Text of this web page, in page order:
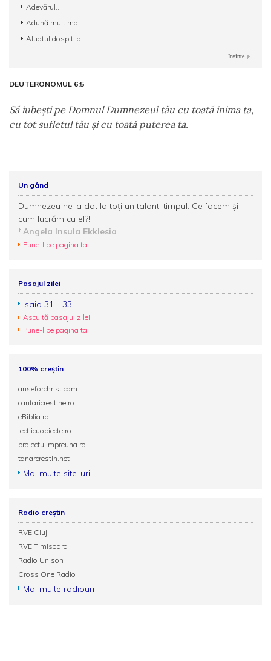
Adevărul...
Adună mult mai...
Aluatul dospit la...
Inainte
DEUTERONOMUL 6:5
Să iubeşti pe Domnul Dumnezeul tău cu toată inima ta,
cu tot sufletul tău şi cu toată puterea ta.
Un gând
Dumnezeu ne-a dat la toţi un talant: timpul. Ce facem şi
cum lucrăm cu el?!
Angela Insula Ekklesia
Pune-l pe pagina ta
Pasajul zilei
Isaia 31 - 33
Ascultă pasajul zilei
Pune-l pe pagina ta
100% creștin
ariseforchrist.com
cantaricrestine.ro
eBiblia.ro
lectiicuobiecte.ro
proiectulimpreuna.ro
tanarcrestin.net
Mai multe site-uri
Radio creștin
RVE Cluj
RVE Timisoara
Radio Unison
Cross One Radio
Mai multe radiouri